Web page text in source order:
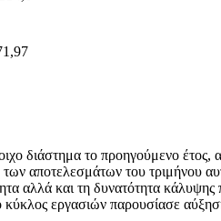
διάστημα το προηγούμενο
αποτελεσμάτων του τριμήνου
αλλά και τη δυνατότητα
εργασιών παρουσίασε